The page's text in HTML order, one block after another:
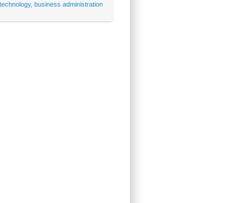
, business administration